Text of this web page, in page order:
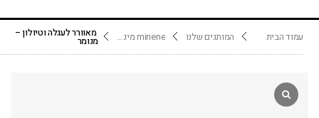
עמוד הבית המותגים שלנו minene מיננה מאוורר לעגלה וטיולון –
מנומר